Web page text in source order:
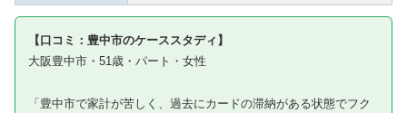
【口コミ：豊中市のケーススタディ】
大阪豊中市・51歳・パート・女性
「豊中市で家計が苦しく、過去にカードの滞納がある状態でフク